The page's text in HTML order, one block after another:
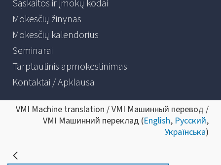
Sąskaitos ir įmokų kodai
Mokesčių žinynas
Mokesčių kalendorius
Seminarai
Tarptautinis apmokestinimas
Kontaktai / Apklausa
VMI Machine translation / VMI Машинный перевод /
VMI Машинний переклад (English, Русский,
Українська)